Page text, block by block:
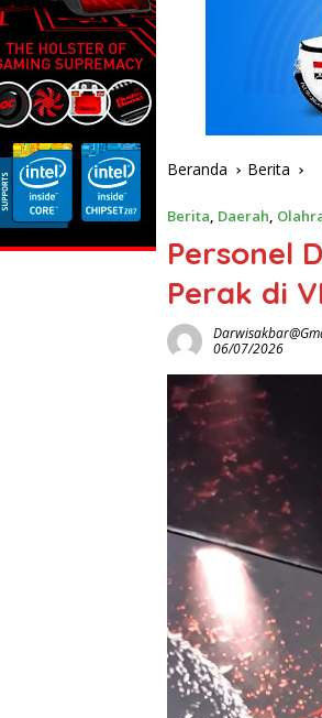
Beranda Berita
Berita, Daerah,
Personel
Perak di
06/07/2026